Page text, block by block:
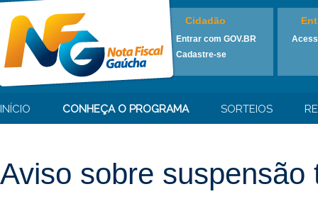
Cidadão
Entrar com GOV.BR
Cadastre-se
INÍCIO CONHEÇA O PROGRAMA SORTEIOS
Aviso sobre